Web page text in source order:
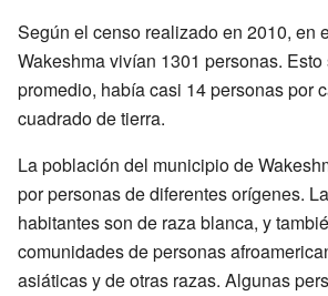
Según el censo realizado en 2010, en
Wakeshma vivían 1301 personas.
promedio, había casi 14 personas por
cuadrado de tierra.
La población del municipio de
por personas de diferentes orígenes.
habitantes son de raza blanca, y
comunidades de personas
asiáticas y de otras razas. Algunas